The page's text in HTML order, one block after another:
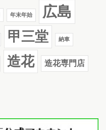
年末年始 広島
甲三堂 納車
造花 造花専門店